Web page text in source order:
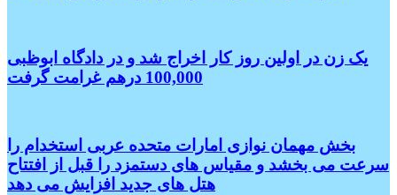
یک زن در اولین روز کار اخراج شد و در دادگاه ابوظبی
100,000 درهم غرامت گرفت
بخش مهمان نوازی امارات متحده عربی استخدام را
سرعت می بخشد و مقیاس های دستمزد را قبل از افتتاح
هتل های جدید افزایش می دهد